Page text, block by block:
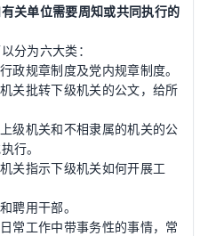
关单位需要周知或共同执行的
为六大类：
规章制度及党内规章制度。
批转下级机关的公文，给所
机关和不相隶属的机关的公
行。
指示下级机关如何开展工
用干部。
工作中带事务性的事情，常